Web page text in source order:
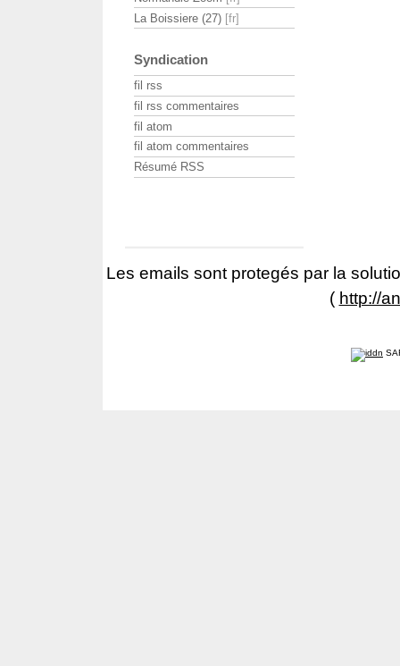
La Boissiere (27)
Syndication
fil rss
fil rss commentaires
fil atom
fil atom commentaires
Résumé RSS
Les emails sont protegés par la
( http://